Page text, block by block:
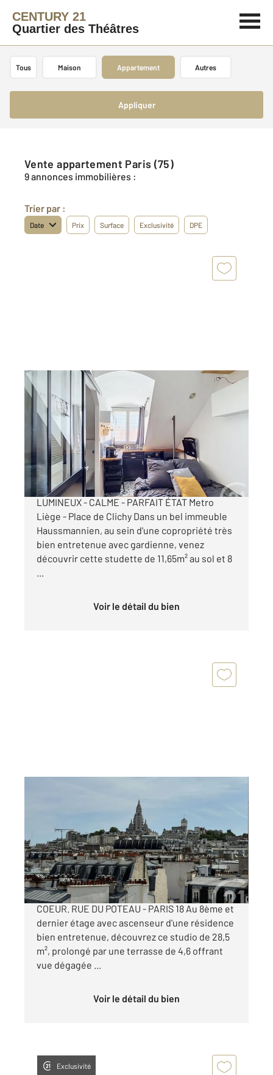
CENTURY 21
Quartier des Théâtres
Tous Maison Appartement Autres
Appliquer
Vente appartement Paris (75)
9 annonces immobilières :
Trier par :
Date Prix Surface Exclusivité DPE
PARIS 75008
8,39 m
, 1 pièce
Ref : 2196
Chambre à vendre
93 000 €
RUE DE D'AMSTERDAM - STUDETTE -
LUMINEUX - CALME - PARFAIT ÉTAT Metro
Liège - Place de Clichy Dans un bel immeuble
Haussmannien, au sein d'une copropriété très
bien entretenue avec gardienne, venez
découvrir cette studette de 11,65m² au sol et 8
...
Voir le détail du bien
Appartement F1 à vendre
349 000 €
DERNIER ETAGE AVEC TERRASSE VUE SACRE-
COEUR. RUE DU POTEAU - PARIS 18 Au 8ème et
dernier étage avec ascenseur d'une résidence
bien entretenue, découvrez ce studio de 28,5
m², prolongé par une terrasse de 4,6 offrant
vue dégagée ...
Voir le détail du bien
Exclusivité